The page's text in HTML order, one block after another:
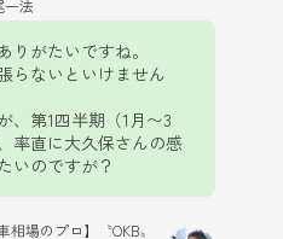
一法
りがたいですね。
らないといけません
、第1四半期（1月〜3
率直に大久保さんの感
いのですが？
相場のプロ】〝OKB〟